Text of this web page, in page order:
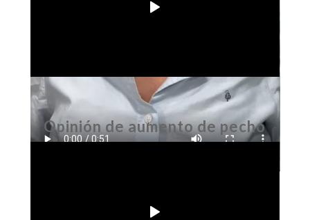
Opinión de aumento de pecho